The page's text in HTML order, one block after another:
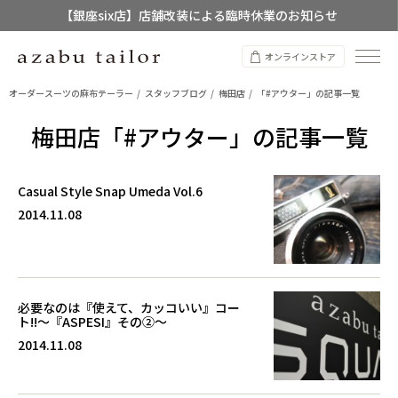
【銀座six店】店舗改装による臨時休業のお知らせ
【店舗限定】レディースオーダースーツ
オンラインストア
オーダースーツの麻布テーラー スタッフブログ 梅田店 「#アウター」の記事一覧
梅田店「#アウター」の記事一覧
Casual Style Snap Umeda Vol.6
2014.11.08
必要なのは『使えて、カッコいい』コー
ト!!～『ASPESI』その②～
2014.11.08